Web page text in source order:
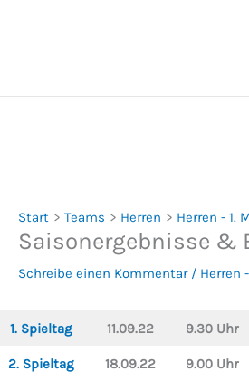
Start Teams Herren Herren - 1.
Saisonergebnisse &
Schreibe einen Kommentar / Herren
1. Spieltag 11.09.22 9.30 Uhr
2. Spieltag 18.09.22 9.00 Uhr